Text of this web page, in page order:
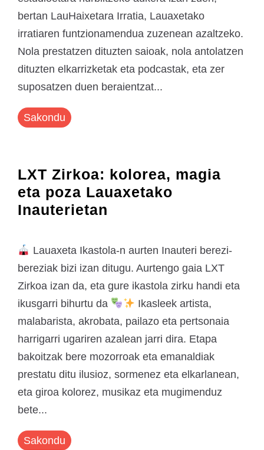
bertan LauHaixetara Irratia, Lauaxetako
irratiaren funtzionamendua zuzenean azaltzeko.
Nola prestatzen dituzten saioak, nola antolatzen
dituzten elkarrizketak eta podcastak, eta zer
suposatzen duen beraientzat...
Sakondu
LXT Zirkoa: kolorea, magia
eta poza Lauaxetako
Inauterietan
Lauaxeta Ikastola-n aurten Inauteri berezi-
bereziak bizi izan ditugu. Aurtengo gaia LXT
Zirkoa izan da, eta gure ikastola zirku handi eta
ikusgarri bihurtu da
Ikasleek artista,
malabarista, akrobata, pailazo eta pertsonaia
harrigarri ugariren azalean jarri dira. Etapa
bakoitzak bere mozorroak eta emanaldiak
prestatu ditu ilusioz, sormenez eta elkarlanean,
eta giroa kolorez, musikaz eta mugimenduz
bete...
Sakondu